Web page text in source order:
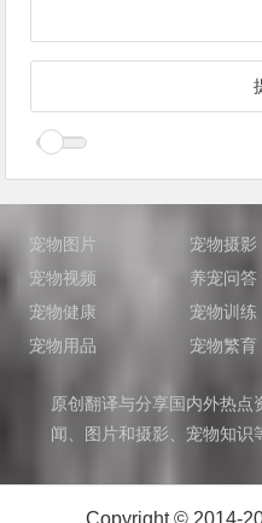
宠物图片 宠物摄影
宠物视频
养宠问答
宠物健康
宠物训练
宠物用品
宠物繁育
原创翻译与分享国内外热
闻、图片和摄影、宠物知识
Copyright © 2014-